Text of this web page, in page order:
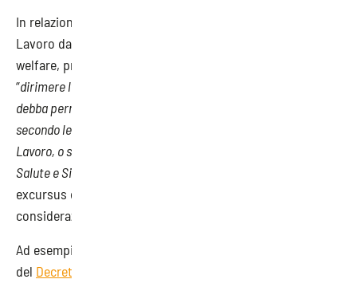
In relazione alla richiesta, presentata al Ministero del
Lavoro dalla Regione Lombardia, Direzione generale
welfare, prevenzione ambienti di vita e di lavoro, volta a
“dirimere l’ambito di applicazione del decreto, ovvero se
debba permanere nel catalogo delle professioni, e quindi
secondo le specifiche regole dell’area della Formazione e
Lavoro, o se debba essere ascritto alle regole di cui all’area
Salute e Sicurezza sul Lavoro
excursus della normativa partendo da alcune
considerazioni.
Ad esempio in relazione al fatto che con l’art. 20
del Decreto Legislativo 14 settembre 2015, n. 151